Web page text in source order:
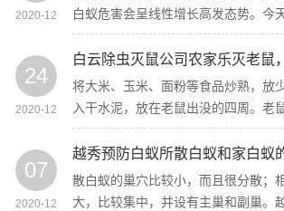
2020-12
白蚁危害会呈线性增长高发态势。今
司就来扼要解释一下，为什么洪涝过
如何有效灭治白蚁？
24
2020-12
将大米、玉米、面粉等食品炒熟，放
入干水泥，放在老鼠出没的四周。老
内吸收水分而凝固，使老鼠腹胀而死
07
2020-12
越秀预防白蚁所散白蚁和家白蚁
散白蚁的巢穴比较小，而且很分散；
大，比较集中，并设有主巢和副巢。